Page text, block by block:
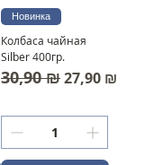
Новинка
Колбаса чайная
Silber 400гр.
Обычная цена
30,90 ₪Цена со
27,90 ₪